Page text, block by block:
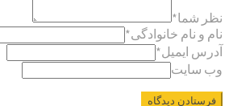
نظر شما*
نام و نام خانوادگی*
آدرس ایمیل*
وب سایت